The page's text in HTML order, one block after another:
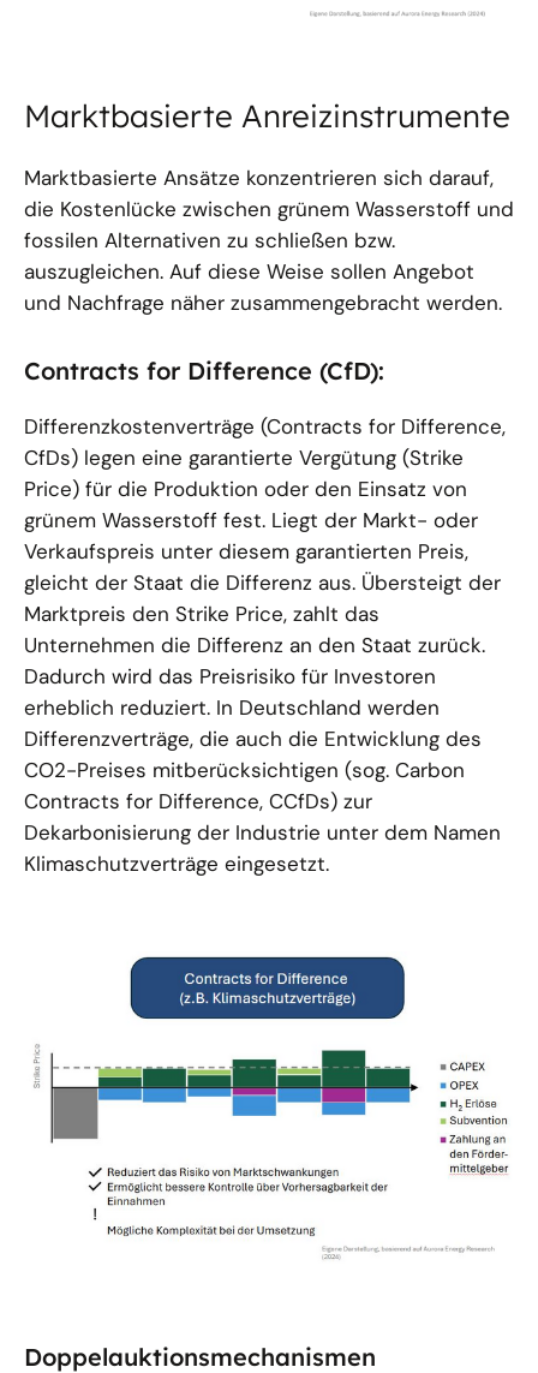
Marktbasierte Anreizinstrumente
Marktbasierte Ansätze konzentrieren sich darauf,
die Kostenlücke zwischen grünem Wasserstoff und
fossilen Alternativen zu schließen bzw.
auszugleichen. Auf diese Weise sollen Angebot
und Nachfrage näher zusammengebracht werden.
Contracts for Difference (CfD):
Differenzkostenverträge (Contracts for Difference,
CfDs) legen eine garantierte Vergütung (Strike
Price) für die Produktion oder den Einsatz von
grünem Wasserstoff fest. Liegt der Markt- oder
Verkaufspreis unter diesem garantierten Preis,
gleicht der Staat die Differenz aus. Übersteigt der
Marktpreis den Strike Price, zahlt das
Unternehmen die Differenz an den Staat zurück.
Dadurch wird das Preisrisiko für Investoren
erheblich reduziert. In Deutschland werden
Differenzverträge, die auch die Entwicklung des
CO2-Preises mitberücksichtigen (sog. Carbon
Contracts for Difference, CCfDs) zur
Dekarbonisierung der Industrie unter dem Namen
Klimaschutzverträge eingesetzt.
Doppelauktionsmechanismen